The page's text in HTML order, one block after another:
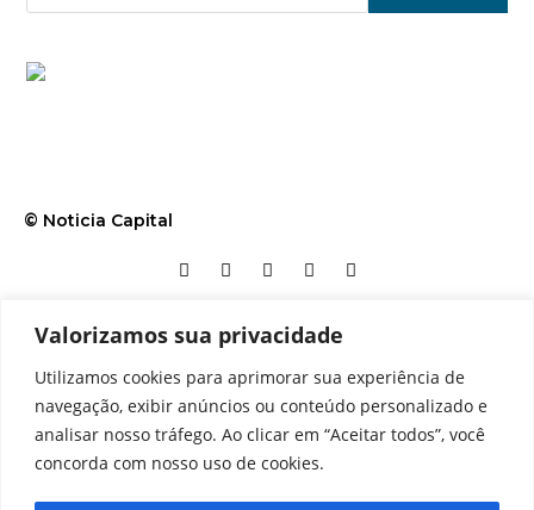
Valorizamos sua privacidade
Utilizamos cookies para aprimorar sua experiência de
navegação, exibir anúncios ou conteúdo personalizado e
analisar nosso tráfego. Ao clicar em “Aceitar todos”, você
concorda com nosso uso de cookies.
© Noticia Capital
Contato Home Aviso legal Configurações de cookies
Equipe Perfil Política de cookies Serviços